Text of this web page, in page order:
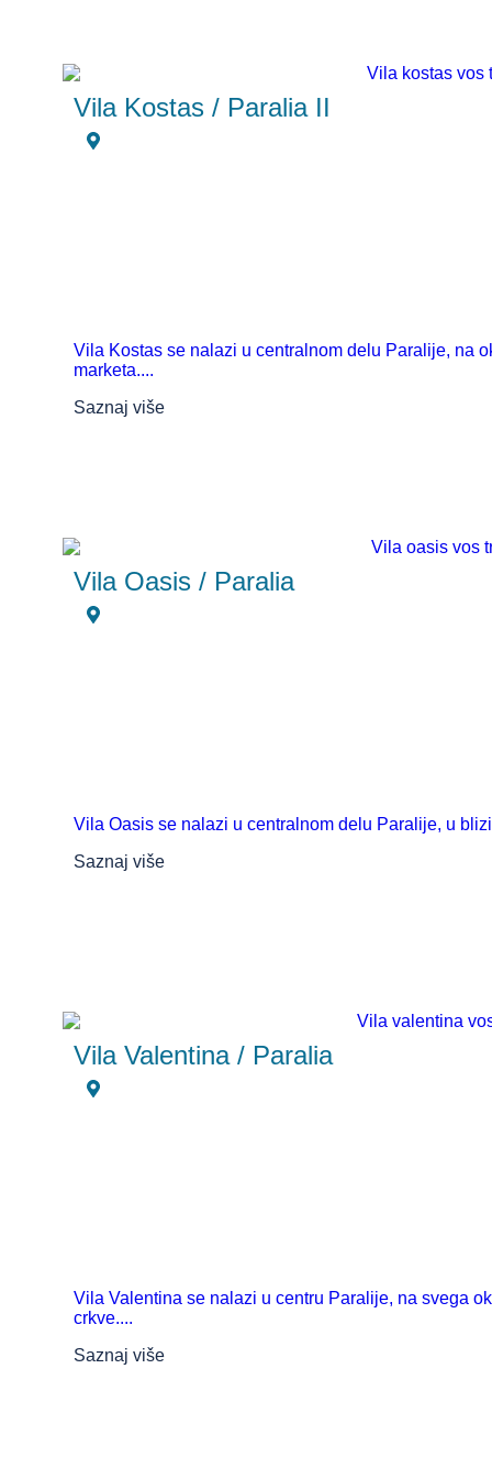
Vila Kostas / Paralia II
Vila Kostas se nalazi u centralnom delu Paralije, na
marketa....
Saznaj više
Vila Oasis / Paralia
Vila Oasis se nalazi u centralnom delu Paralije, u
Saznaj više
Vila Valentina / Paralia
Vila Valentina se nalazi u centru Paralije, na svega
crkve....
Saznaj više